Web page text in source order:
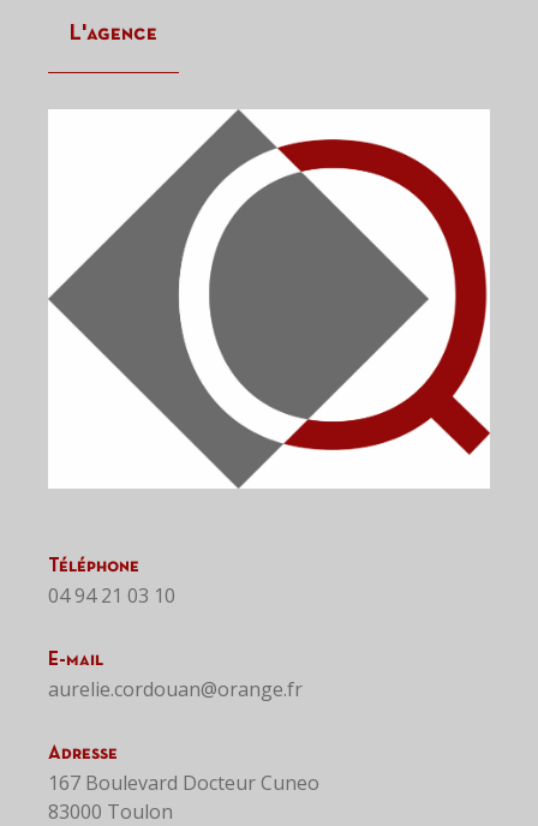
L'agence
Téléphone
04 94 21 03 10
E-mail
aurelie.cordouan@orange.fr
Adresse
167 Boulevard Docteur Cuneo
83000 Toulon